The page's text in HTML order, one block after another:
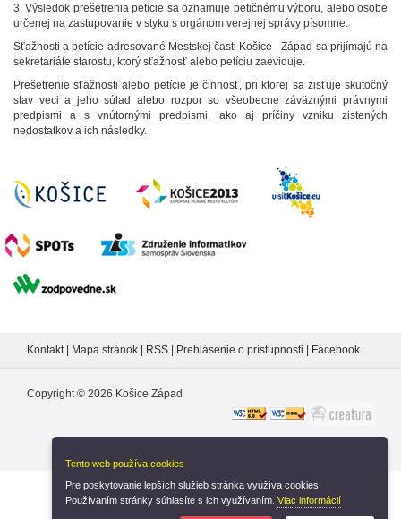
3. Výsledok prešetrenia petície sa oznamuje petičnému výboru, alebo osobe
určenej na zastupovanie v styku s orgánom verejnej správy písomne.
Sťažnosti a petície adresované Mestskej časti Košice - Západ sa prijímajú na
sekretariáte starostu, ktorý sťažnosť alebo petíciu zaeviduje.
Prešetrenie sťažnosti alebo petície je činnosť, pri ktorej sa zisťuje skutočný
stav veci a jeho súlad alebo rozpor so všeobecne záväznými právnymi
predpismi a s vnútornými predpismi, ako aj príčiny vzniku zistených
nedostatkov a ich následky.
Kontakt | Mapa stránok | RSS | Prehlásenie o prístupnosti | Facebook
Copyright © 2026 Košice Západ
Nastavenia cookies
Tento web používa cookies
Pre poskytovanie lepších služieb stránka využíva cookies.
Používaním stránky súhlasíte s ich využívaním. Viac informácií